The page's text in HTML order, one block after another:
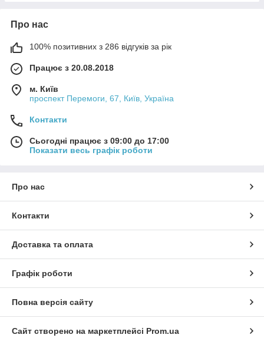
Про нас
100% позитивних з 286 відгуків за рік
Працює з 20.08.2018
м. Київ
проспект Перемоги, 67, Київ, Україна
Контакти
Сьогодні працює з 09:00 до 17:00
Показати весь графік роботи
Про нас
Контакти
Доставка та оплата
Графік роботи
Повна версія сайту
Сайт створено на маркетплейсі Prom.ua